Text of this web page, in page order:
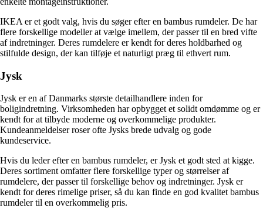
IKEA er et godt valg, hvis du søger efter en bambus rumdeler. De har
flere forskellige modeller at vælge imellem, der passer til en bred vifte
af indretninger. Deres rumdelere er kendt for deres holdbarhed og
stilfulde design, der kan tilføje et naturligt præg til ethvert rum.
Jysk
Jysk er en af Danmarks største detailhandlere inden for
boligindretning. Virksomheden har opbygget et solidt omdømme og er
kendt for at tilbyde moderne og overkommelige produkter.
Kundeanmeldelser roser ofte Jysks brede udvalg og gode
kundeservice.
Hvis du leder efter en bambus rumdeler, er Jysk et godt sted at kigge.
Deres sortiment omfatter flere forskellige typer og størrelser af
rumdelere, der passer til forskellige behov og indretninger. Jysk er
kendt for deres rimelige priser, så du kan finde en god kvalitet bambus
rumdeler til en overkommelig pris.